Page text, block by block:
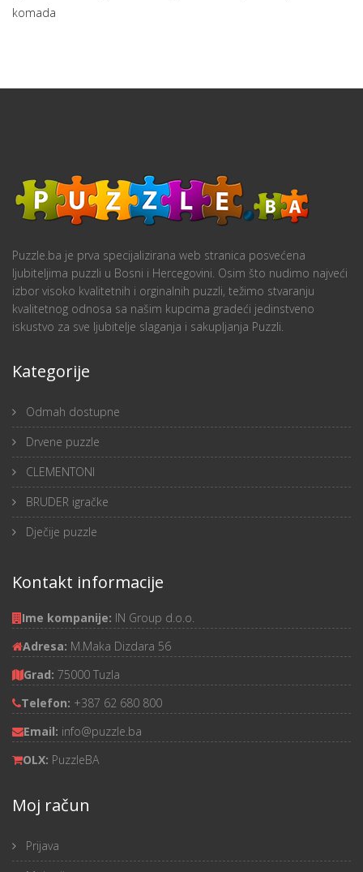
komada
Puzzle.ba je prva specijalizirana web stranica posvećena
ljubiteljima puzzli u Bosni i Hercegovini. Osim što nudimo najveći
izbor visoko kvalitetnih i orginalnih puzzli, težimo stvaranju
kvalitetnog odnosa sa našim kupcima gradeći jedinstveno
iskustvo za sve ljubitelje slaganja i sakupljanja Puzzli.
Kategorije
Odmah dostupne
Drvene puzzle
CLEMENTONI
BRUDER igračke
Dječije puzzle
Kontakt informacije
Ime kompanije: IN Group d.o.o.
Adresa: M.Maka Dizdara 56
Grad: 75000 Tuzla
Telefon: +387 62 680 800
Email: info@puzzle.ba
OLX: PuzzleBA
Moj račun
Prijava